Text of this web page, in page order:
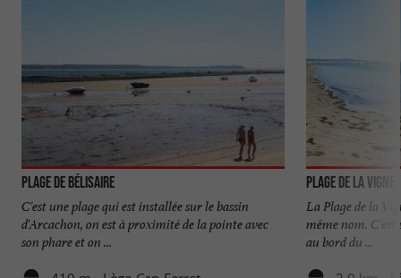
Plage de Bélisaire
C'est une plage qui est installée sur le bassin
d'Arcachon, on est à proximité de la pointe avec
son phare et on ...
Plage de la Vigne
La Plage de la
même nom.
au bord du ...